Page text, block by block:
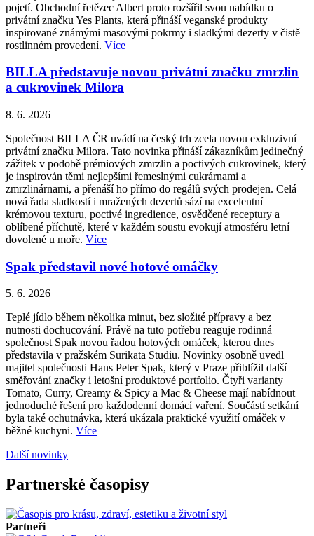
pojetí. Obchodní řetězec Albert proto rozšířil svou nabídku o
privátní značku Yes Plants, která přináší veganské produkty
inspirované známými masovými pokrmy i sladkými dezerty v čistě
rostlinném provedení. Více
BILLA představuje novou privátní značku zmrzlin
a cukrovinek Milora
8. 6. 2026
Společnost BILLA ČR uvádí na český trh zcela novou exkluzivní
privátní značku Milora. Tato novinka přináší zákazníkům jedinečný
zážitek v podobě prémiových zmrzlin a poctivých cukrovinek, který
je inspirován těmi nejlepšími řemeslnými cukrárnami a
zmrzlinárnami, a přenáší ho přímo do regálů svých prodejen. Celá
nová řada sladkostí i mražených dezertů sází na excelentní
krémovou texturu, poctivé ingredience, osvědčené receptury a
oblíbené příchutě, které v každém soustu evokují atmosféru letní
dovolené u moře. Více
Spak představil nové hotové omáčky
5. 6. 2026
Teplé jídlo během několika minut, bez složité přípravy a bez
nutnosti dochucování. Právě na tuto potřebu reaguje rodinná
společnost Spak novou řadou hotových omáček, kterou dnes
představila v pražském Surikata Studiu. Novinky osobně uvedl
majitel společnosti Hans Peter Spak, který v Praze přiblížil další
směřování značky i letošní produktové portfolio. Čtyři varianty
Tomato, Curry, Creamy & Spicy a Mac & Cheese mají nabídnout
jednoduché řešení pro každodenní domácí vaření. Součástí setkání
byla také ochutnávka, která ukázala praktické využití omáček v
běžné kuchyni. Více
Další novinky
Partnerské časopisy
Partneři